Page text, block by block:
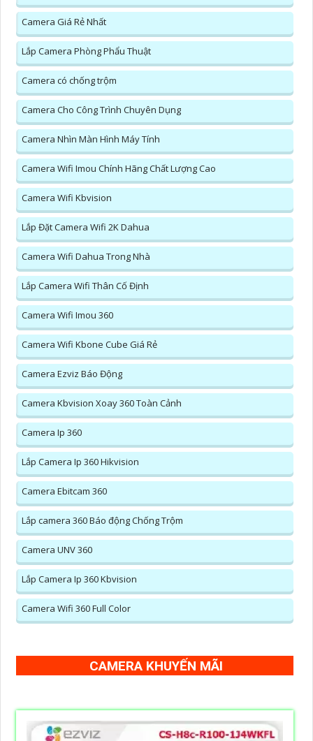
Camera Giá Rẻ Nhất
Lắp Camera Phòng Phẩu Thuật
Camera có chống trộm
Camera Cho Công Trình Chuyên Dụng
Camera Nhìn Màn Hình Máy Tính
Camera Wifi Imou Chính Hãng Chất Lượng Cao
Camera Wifi Kbvision
Lắp Đặt Camera Wifi 2K Dahua
Camera Wifi Dahua Trong Nhà
Lắp Camera Wifi Thân Cố Định
Camera Wifi Imou 360
Camera Wifi Kbone Cube Giá Rẻ
Camera Ezviz Báo Động
Camera Kbvision Xoay 360 Toàn Cảnh
Camera Ip 360
Lắp Camera Ip 360 Hikvision
Camera Ebitcam 360
Lắp camera 360 Báo động Chống Trộm
Camera UNV 360
Lắp Camera Ip 360 Kbvision
Camera Wifi 360 Full Color
CAMERA KHUYẾN MÃI